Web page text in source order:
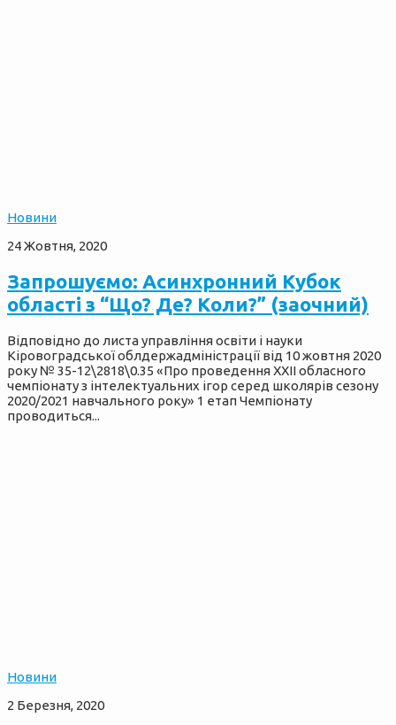
Новини
24 Жовтня, 2020
Запрошуємо: Асинхронний Кубок
області з “Що? Де? Коли?” (заочний)
Відповідно до листа управління освіти і науки
Кіровоградської облдержадміністрації від 10 жовтня 2020
року № 35-12\2818\0.35 «Про проведення XХІІ обласного
чемпіонату з інтелектуальних ігор серед школярів сезону
2020/2021 навчального року» 1 етап Чемпіонату
проводиться...
Новини
2 Березня, 2020